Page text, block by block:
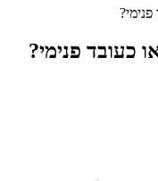
כעובד פנימי?